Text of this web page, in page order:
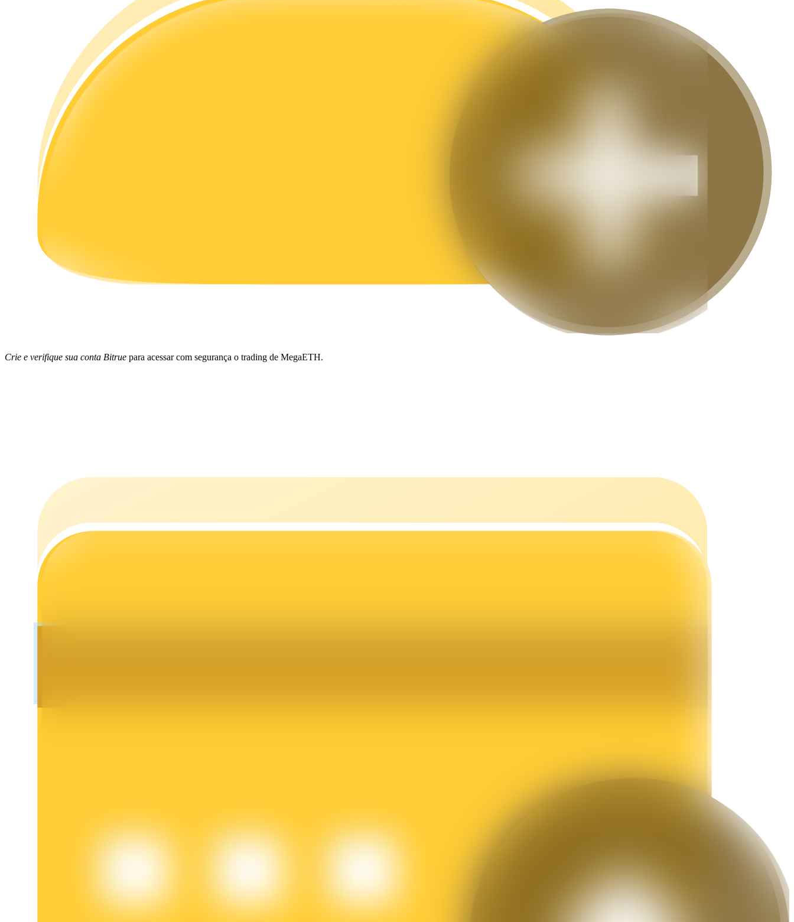
Estratégias de negociação
Aprenda como se manter lucrativo
Porquinho poderoso
Launchpool
Staking flexível para ganhar tokens populares.
Crie e verifique sua conta Bitrue para acessar com segurança o trading de MegaETH.